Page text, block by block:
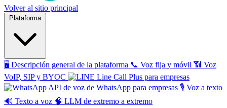
Volver al sitio principal
Plataforma
🖥️ Descripción general de la plataforma 📞 Voz fija y móvil 📶 Voz
VoIP, SIP y BYOC
Line Call Plus para empresas
API de voz de WhatsApp para empresas 🎙️ Voz a texto
🔊 Texto a voz 🧠 LLM de extremo a extremo